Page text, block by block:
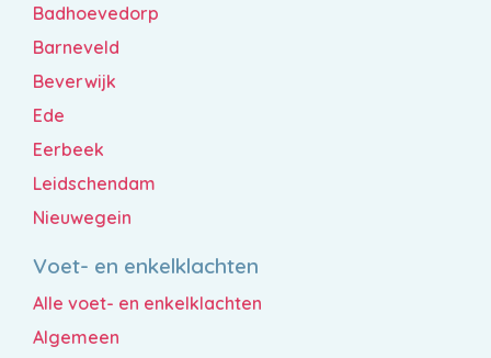
Badhoevedorp
Barneveld
Beverwijk
Ede
Eerbeek
Leidschendam
Nieuwegein
Voet- en enkelklachten
Alle voet- en enkelklachten
Algemeen